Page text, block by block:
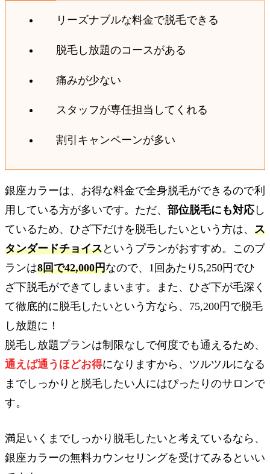
リーズナブルな料金で脱毛できる
脱毛し放題のコースがある
痛みが少ない
スタッフが専任担当してくれる
割引キャンペーンが多い
銀座カラーは、お得な料金で全身脱毛ができるので利
用している方が多いです。ただ、 部位脱毛にも対応し
ているため、ひざ下だけを脱毛したいという方は、 ス
タンダードチョイスというプランがおすすめ。このプ
ランは8回で42,000円なので、1回あたり5,250円でひ
ざ下脱毛ができてしまいます。また、ひざ下が毛深く
て徹底的に脱毛したいという方なら、75,200円で脱毛
し放題に！
脱毛し放題プランは制限なしで何度でも通えるため、
通えば通うほどお得になりますから、ツルツルになる
までしっかりと脱毛したい人にはぴったりのサロンで
す。
満足いくまでしっかり脱毛したいと考えているなら、
銀座カラーの無料カウンセリングを受けてみるといい